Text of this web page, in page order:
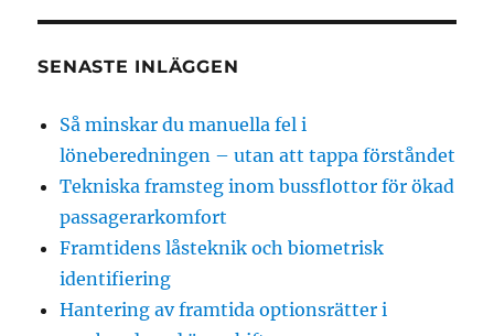
SENASTE INLÄGGEN
Så minskar du manuella fel i
löneberedningen – utan att tappa förståndet
Tekniska framsteg inom bussflottor för ökad
passagerarkomfort
Framtidens låsteknik och biometrisk
identifiering
Hantering av framtida optionsrätter i